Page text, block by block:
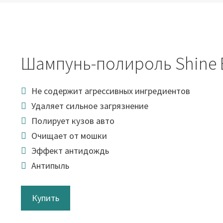
Шампунь-полироль Shine
Не содержит агрессивных ингредиентов
Удаляет сильное загрязнение
Полирует кузов авто
Очищает от мошки
Эффект антидождь
Антипыль
Купить